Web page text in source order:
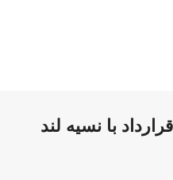
با نسیه لند